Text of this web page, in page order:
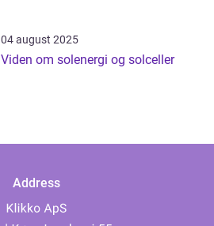
04 august 2025
Viden om solenergi og solceller
Address